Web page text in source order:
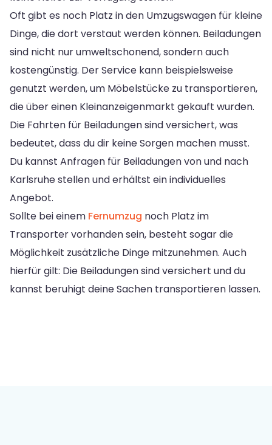
Oft gibt es noch Platz in den Umzugswagen für kleine
Dinge, die dort verstaut werden können. Beiladungen
sind nicht nur umweltschonend, sondern auch
kostengünstig. Der Service kann beispielsweise
genutzt werden, um Möbelstücke zu transportieren,
die über einen Kleinanzeigenmarkt gekauft wurden.
Die Fahrten für Beiladungen sind versichert, was
bedeutet, dass du dir keine Sorgen machen musst.
Du kannst Anfragen für Beiladungen von und nach
Karlsruhe stellen und erhältst ein individuelles
Angebot.
Sollte bei einem Fernumzug noch Platz im
Transporter vorhanden sein, besteht sogar die
Möglichkeit zusätzliche Dinge mitzunehmen. Auch
hierfür gilt: Die Beiladungen sind versichert und du
kannst beruhigt deine Sachen transportieren lassen.